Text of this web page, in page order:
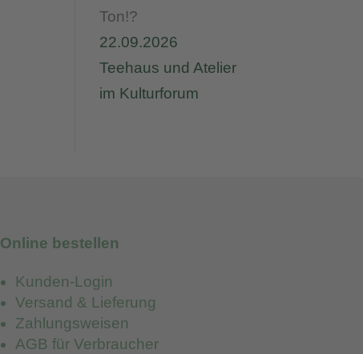
Ton!?
22.09.2026
Teehaus und Atelier
im Kulturforum
Online bestellen
Kunden-Login
Versand & Lieferung
Zahlungsweisen
AGB für Verbraucher